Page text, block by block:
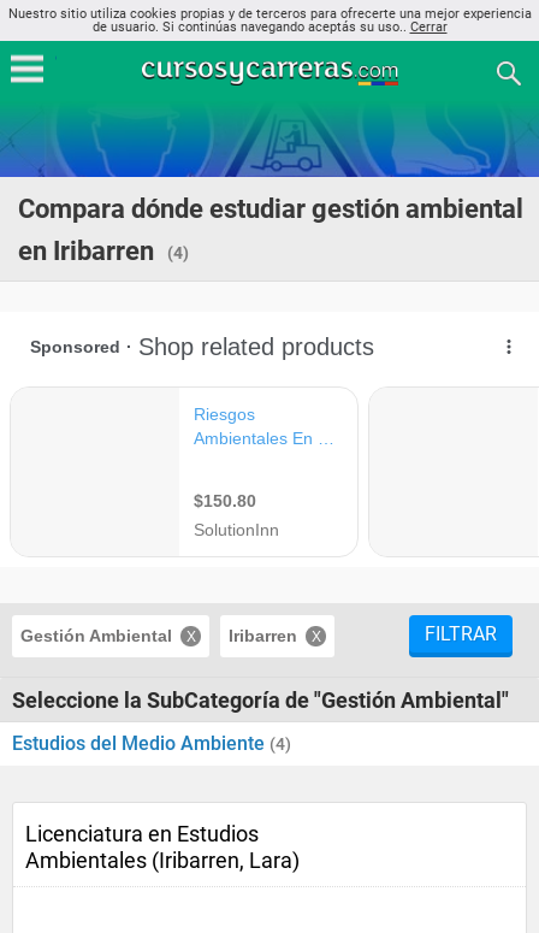
Nuestro sitio utiliza cookies propias y de terceros para ofrecerte una mejor experiencia
de usuario. Si continúas navegando aceptás su uso.. Cerrar
Compara dónde estudiar gestión ambiental
en Iribarren
(4)
Gestión Ambiental Iribarren FILTRAR
Seleccione la SubCategoría de "Gestión Ambiental"
Estudios del Medio Ambiente (4)
Licenciatura en Estudios
Ambientales (Iribarren, Lara)